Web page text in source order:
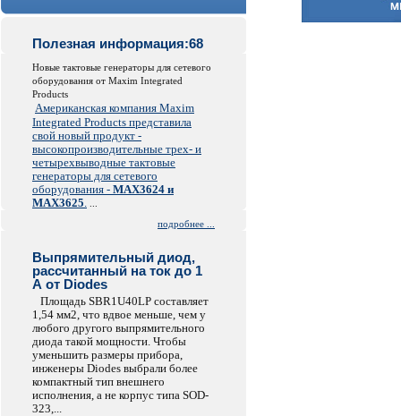
Полезная информация:68
Новые тактовые генераторы для сетевого
оборудования от Maxim Integrated
Products
Американская компания Maxim
Integrated Products представила
свой новый продукт -
высокопроизводительные трех- и
четырехвыводные тактовые
генераторы для сетевого
оборудования - MAX3624 и
MAX3625.
подробнее ...
Выпрямительный диод,
рассчитанный на ток до 1
А от Diodes
Площадь SBR1U40LP составляет
1,54 мм2, что вдвое меньше, чем у
любого другого выпрямительного
диода такой мощности. Чтобы
уменьшить размеры прибора,
инженеры Diodes выбрали более
компактный тип внешнего
исполнения, а не корпус типа SOD-
323,...